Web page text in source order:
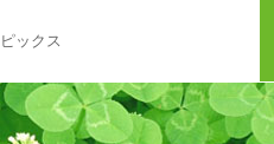
ックス